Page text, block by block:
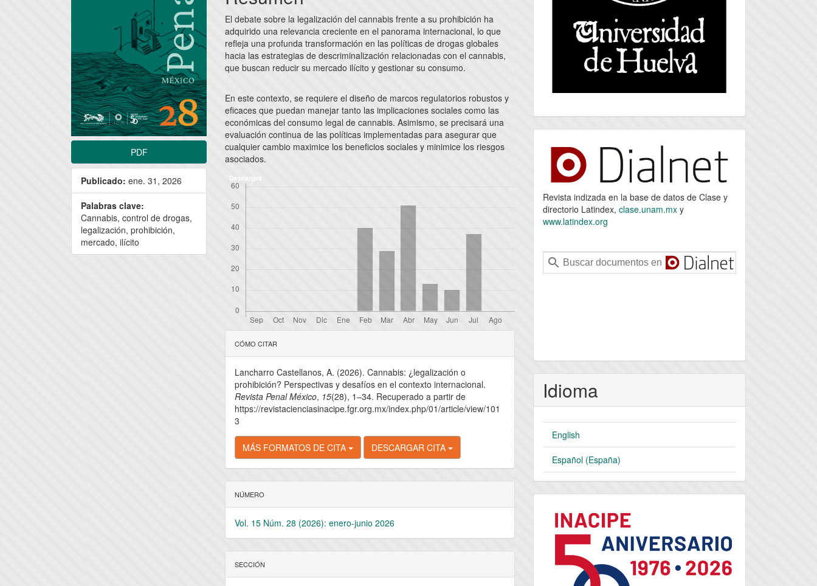
PDF
Publicado: ene. 31, 2026
Palabras clave:
Cannabis, control de drogas,
legalización, prohibición,
mercado, ilícito
artículo
El debate sobre la legalización del cannabis frente a su prohibición ha
adquirido una relevancia creciente en el panorama internacional, lo que
refleja una profunda transformación en las políticas de drogas globales
hacia las estrategias de descriminalización relacionadas con el cannabis,
que buscan reducir su mercado ilícito y gestionar su consumo.
En este contexto, se requiere el diseño de marcos regulatorios robustos y
eficaces que puedan manejar tanto las implicaciones sociales como las
económicas del consumo legal de cannabis. Asimismo, se precisará una
evaluación continua de las políticas implementadas para asegurar que
cualquier cambio maximice los beneficios sociales y minimice los riesgos
asociados.
Descargas
Detalles
del
artículo
CÓMO CITAR
Lancharro Castellanos, A. (2026). Cannabis: ¿legalización o
prohibición? Perspectivas y desafíos en el contexto internacional.
Revista Penal México, 15(28), 1–34. Recuperado a partir de
https://revistacienciasinacipe.fgr.org.mx/index.php/01/article/view/101
3
MÁS FORMATOS DE CITA DESCARGAR CITA
NÚMERO
Vol. 15 Núm. 28 (2026): enero-junio 2026
SECCIÓN
index
Revista indizada en la base de datos de Clase y
directorio Latindex, clase.unam.mx y
www.latindex.org
Idioma
English
Español (España)
logo